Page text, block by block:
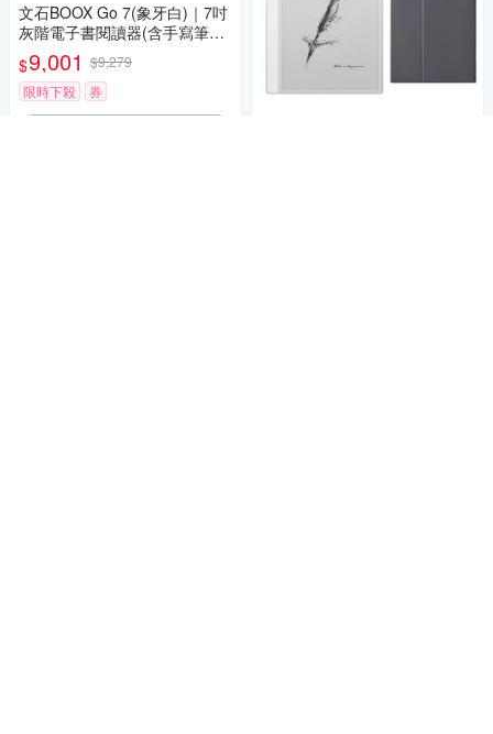
文石BOOX Go 7(象牙白)｜7吋
灰階電子書閱讀器(含手寫筆及
磁吸式皮套)【手寫筆加皮套
組】
$9,001 $9,279
限時下殺
券